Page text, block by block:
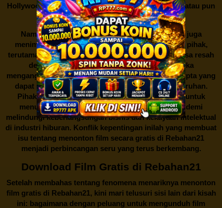
Hollywood terbaru, drama Korea yang sedang hits, atau pun
produksi film lokal dengan kualitas terbaik.
Namun, seperti halnya cerita manis,Rebahan21juga
menimbulkan kontroversi di industri film. Banyak pihak,
terutama produsen film dan pemilik hak cipta, merasa resah
dengan maraknya situs-situs seperti ini. Mereka
menganggapnya sebagai bentuk pelanggaran hak cipta yang
dapat merugikan industri perfilman secara keseluruhan.
Pihak berwenang pun turut terlibat dalam upaya untuk
menutup situs-situs ilegal semacam Rebahan21 demi
melindungi keberlangsungan bisnis dan kekayaan intelektual
di industri hiburan. Konflik kepentingan inilah yang membuat
isu tentang menonton film secara gratis di Rebahan21
menjadi perbincangan seru yang terus berkembang.
Download Film Gratis di Rebahan21
Setelah membahas tentang fenomena menariknya menonton
film gratis di Rebahan21, kini mari telusuri sisi lain dari kisah
ini: bagaimana dengan peluang untuk mengunduh film